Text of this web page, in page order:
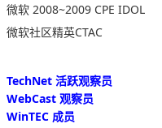
微软 2008~2009 CPE IDOL
微软社区精英CTAC
TechNet 活跃观察员
WebCast 观察员
WinTEC 成员